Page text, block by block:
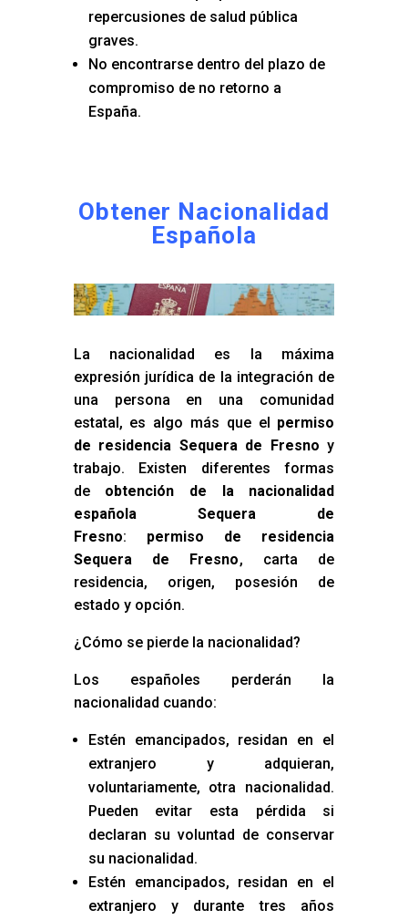
repercusiones de salud pública
graves.
No encontrarse dentro del plazo de
compromiso de no retorno a
España.
Obtener Nacionalidad
Española
La nacionalidad es la máxima
expresión jurídica de la integración de
una persona en una comunidad
estatal, es algo más que el permiso
de residencia Sequera de Fresno y
trabajo. Existen diferentes formas
de obtención de la nacionalidad
española Sequera de
Fresno: permiso de residencia
Sequera de Fresno, carta de
residencia, origen, posesión de
estado y opción.
¿Cómo se pierde la nacionalidad?
Los españoles perderán la
nacionalidad cuando:
Estén emancipados, residan en el
extranjero y adquieran,
voluntariamente, otra nacionalidad.
Pueden evitar esta pérdida si
declaran su voluntad de conservar
su nacionalidad.
Estén emancipados, residan en el
extranjero y durante tres años